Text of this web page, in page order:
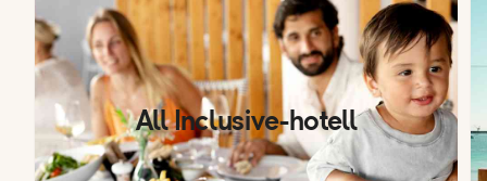
All Inclusive-hotell